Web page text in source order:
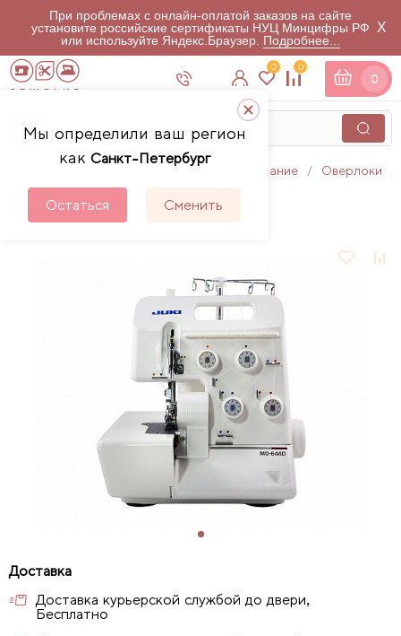
При проблемах с онлайн-оплатой заказов на сайте
установите российские сертификаты НУЦ Минцифры РФ
или используйте Яндекс.Браузер. Подробнее...
X
Мы определили ваш регион
как Санкт-Петербург
Остаться Сменить
0 0
0
Швейное оборудование Оверлоки
Оверлок Juki 644 DN
Доставка курьерской службой до двери,
Бесплатно